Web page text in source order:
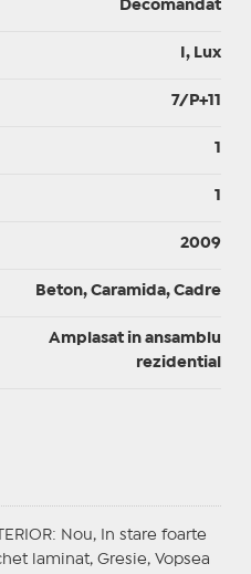
Decomandat
I, Lux
7/P+11
1
1
2009
Beton, Caramida, Cadre
Amplasat in ansamblu
rezidential
: Nou, In stare foarte
laminat, Gresie, Vopsea